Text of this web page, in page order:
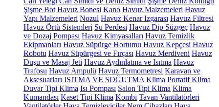
Şişme Bot Havuz Bonesi Kano Havuz Malzemeleri Havuz
Yapı Malzemeleri Nozul Havuz Kenar Izgarası Havuz Filtresi
Havuz Örtü Sistemleri Su Perdesi Havuz Dip Süzgeç Havuz
ve Dozaj Pompası Havuz Kimyasalları Havuz Temizlik
Ekipmanları Havuz Süpürge Hortumu Havuz Kepçesi Havuz
Robotu Havuz Süpürgesi ve Fırçası Havuz Merdiveni Havuz
Duşu ve Masaj Jeti Havuz Aydınlatma ve Isıtma Havuz
Trafosu Havuz Ampulü Havuz Termometresi Karavan ve
Aksesuarları ISITMA VE SOĞUTMA Klima Portatif Klima
Duvar Tipi Klima Isı Pompası Salon Tipi Klima Klima
Kumandası Kaset Tipi Klima Kombi Tavan Vantilatörleri